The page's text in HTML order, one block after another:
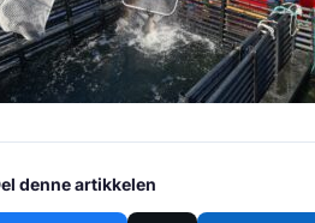
denne artikkelen